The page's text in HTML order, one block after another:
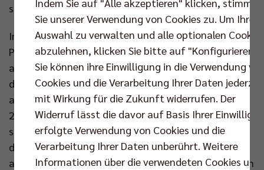
sorgte, den die Hauptstädter sogleich verwandelten.
Im zweiten Satz zeigte der amtierende Meister und
Pokalsieger sein wahres Leistungsvermögen. Nach
ausgeglichenem Beginn zog der VfB Punkt für Punkt
davon und holte sich diesen Durchgang vor allem
aufgrund seiner starken Aufschläge verdient mit
25:17. Das gleiche Bild im dritten Satz. Der VfB ging
schnell mit 9:5 in Führung, doch diesmal gelang es
dem SCC, sich zurück zu kämpfen und bei 16:16
auszugleichen. Bis zum Satzende entwickelte sich ein
Indem Sie auf "Alle akzeptieren" klicken, stimmen
Sie unserer Verwendung von Cookies zu. Um Ihre
Auswahl zu verwalten und alle optionalen Cookies
abzulehnen, klicken Sie bitte auf "Konfigurieren".
Sie können ihre Einwilligung in die Verwendung
Cookies und die Verarbeitung Ihrer Daten
mit Wirkung für die Zukunft widerrufen. Der
Widerruf lässt die davor auf Basis Ihrer
erfolgte Verwendung von Cookies und die
Verarbeitung Ihrer Daten unberührt. Weitere
Informationen über die verwendeten Cookies und